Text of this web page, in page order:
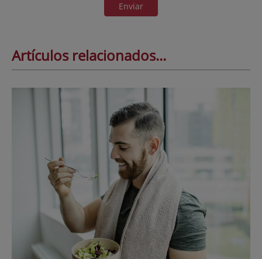
Enviar
Artículos relacionados...